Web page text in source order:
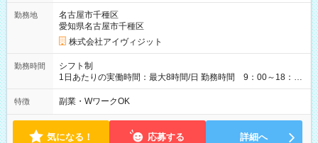
勤務地
名古屋市千種区
愛知県名古屋市千種区
株式会社アイヴィジット
勤務時間
シフト制
1日あたりの実働時間：最大8時間/日 勤務時間 9：00～18：
00(実働8h、休憩1h) 土日祝含む週3日～OK、シフト制 ※もちろ
ん週5日勤務もOK♪ 勤務期間：2026年8月12日～9月9日※リスト
特徴 副業・WワークOK
気になる！ 応募する 詳細へ